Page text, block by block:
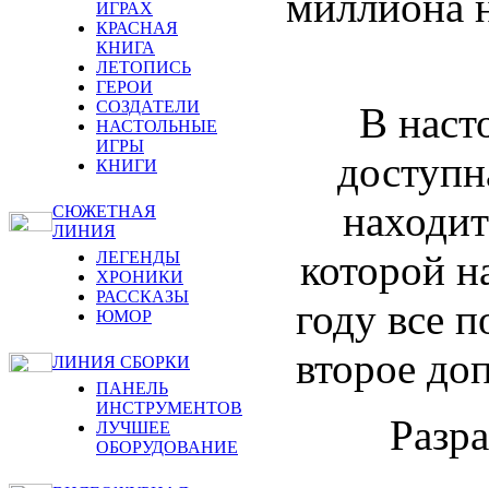
ИГРАХ
КРАСНАЯ
КНИГА
ЛЕТОПИСЬ
ГЕРОИ
СОЗДАТЕЛИ
НАСТОЛЬНЫЕ
ИГРЫ
КНИГИ
СЮЖЕТНАЯ
ЛИНИЯ
ЛЕГЕНДЫ
ХРОНИКИ
РАССКАЗЫ
ЮМОР
ЛИНИЯ СБОРКИ
ПАНЕЛЬ
ИНСТРУМЕНТОВ
ЛУЧШЕЕ
ОБОРУДОВАНИЕ
В
которой
году все
второе